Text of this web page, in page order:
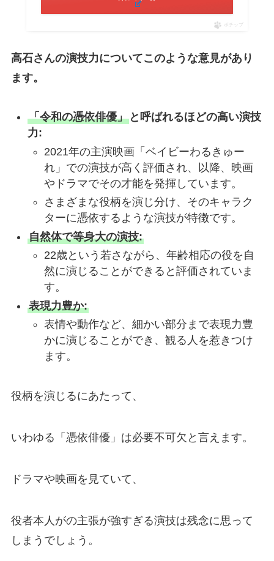
ポチップ
高石さんの演技力についてこのような意見があり
ます。
「令和の憑依俳優」と呼ばれるほどの高い演技
力:
2021年の主演映画「ベイビーわるきゅー
れ」での演技が高く評価され、以降、映画
やドラマでその才能を発揮しています。
さまざまな役柄を演じ分け、そのキャラク
ターに憑依するような演技が特徴です。
自然体で等身大の演技:
22歳という若さながら、年齢相応の役を自
然に演じることができると評価されていま
す。
表現力豊か:
表情や動作など、細かい部分まで表現力豊
かに演じることができ、観る人を惹きつけ
ます。
役柄を演じるにあたって、
いわゆる「憑依俳優」は必要不可欠と言えます。
ドラマや映画を見ていて、
役者本人がの主張が強すぎる演技は残念に思って
しまうでしょう。